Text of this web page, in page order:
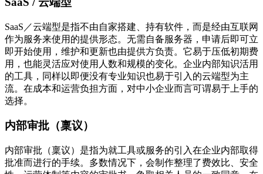
SaaS／云端型是指不由自家搭建、持有软件，而是经由互联网
作为服务来使用的提供形态。无需自备服务器，申请后即可立
即开始使用，维护和更新也由提供方负责。它易于压低初期费
用，也能灵活应对使用人数和规模的变化。企业内部知识活用
的工具，同样以即便没有专业知识也易于引入的云端型为主
流。在成本和运营负担方面，对中小企业而言可谓易于上手的
选择。
内部审批（稟议）
内部审批（稟议）是指为就工具或服务的引入在企业内部取得
批准而进行的手续。多数情况下，会制作整理了费效比、安全